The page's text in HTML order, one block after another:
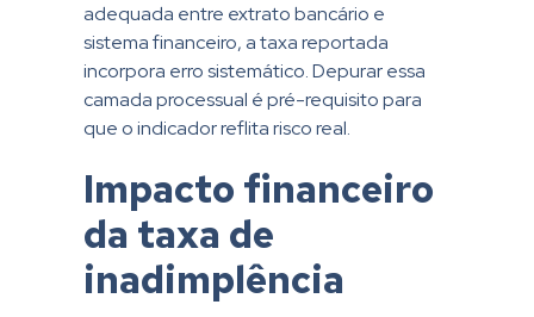
adequada entre extrato bancário e
sistema financeiro, a taxa reportada
incorpora erro sistemático. Depurar essa
camada processual é pré-requisito para
que o indicador reflita risco real.
Impacto financeiro
da taxa de
inadimplência